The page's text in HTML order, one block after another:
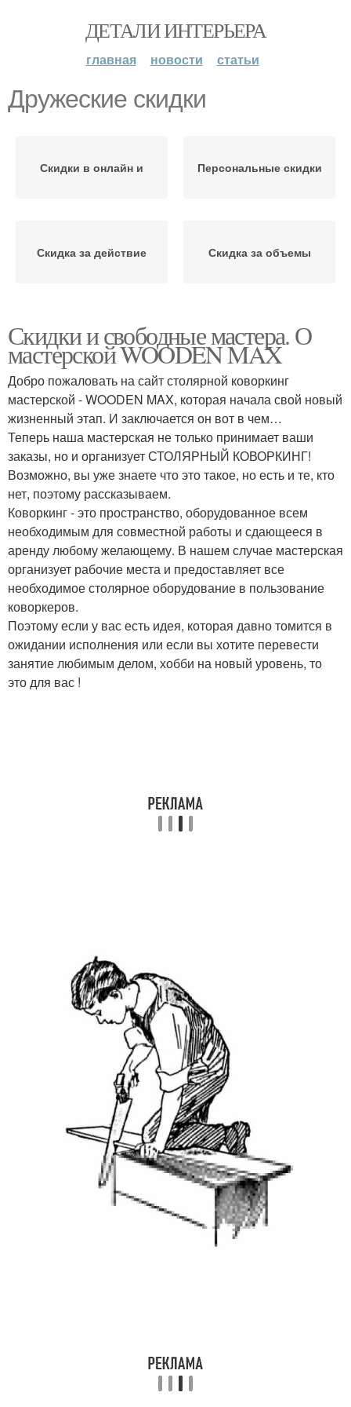
ДЕТАЛИ ИНТЕРЬЕРА
главная новости статьи
Дружеские скидки
Скидки в онлайн и Персональные скидки
Скидка за действие Скидка за объемы
Скидки и свободные мастера. О
мастерской WOODEN MAX
Добро пожаловать на сайт столярной коворкинг
мастерской - WOODEN MAX, которая начала свой новый
жизненный этап. И заключается он вот в чем…
Теперь наша мастерская не только принимает ваши
заказы, но и организует СТОЛЯРНЫЙ КОВОРКИНГ!
Возможно, вы уже знаете что это такое, но есть и те, кто
нет, поэтому рассказываем.
Коворкинг - это пространство, оборудованное всем
необходимым для совместной работы и сдающееся в
аренду любому желающему. В нашем случае мастерская
организует рабочие места и предоставляет все
необходимое столярное оборудование в пользование
коворкеров.
Поэтому если у вас есть идея, которая давно томится в
ожидании исполнения или если вы хотите перевести
занятие любимым делом, хобби на новый уровень, то
это для вас !